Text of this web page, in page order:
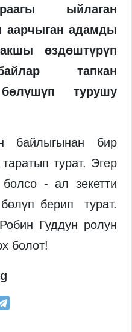
ыйлаган
адамды
өздөштүрүп
тапкан
турушу
байлыгынан бир
турат. Эгер
- ал зекетти
берип турат.
Гуддун ролун
болот!